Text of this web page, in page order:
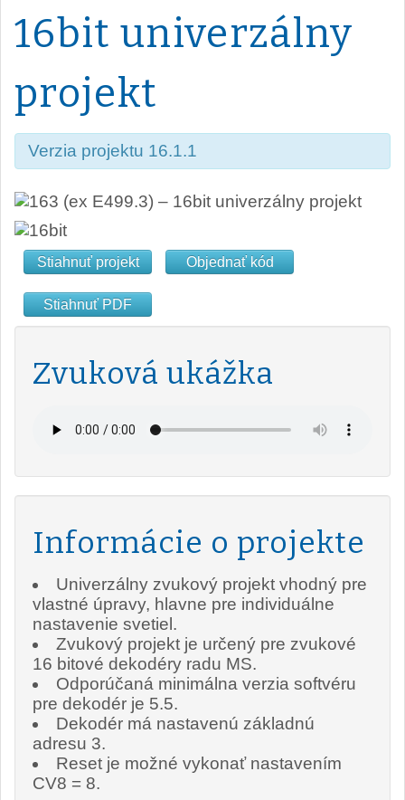
16bit univerzálny
projekt
Verzia projektu 16.1.1
Stiahnuť projekt Objednať kód
Stiahnuť PDF
Zvuková ukážka
Informácie o projekte
Univerzálny zvukový projekt vhodný pre
vlastné úpravy, hlavne pre individuálne
nastavenie svetiel.
Zvukový projekt je určený pre zvukové
16 bitové dekodéry radu MS.
Odporúčaná minimálna verzia softvéru
pre dekodér je 5.5.
Dekodér má nastavenú základnú
adresu 3.
Reset je možné vykonať nastavením
CV8 = 8.